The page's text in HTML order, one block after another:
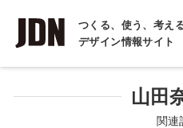
つくる、使う、考え
デザイン情報サイト
INTERVIEW
インタビュー
山田
関連